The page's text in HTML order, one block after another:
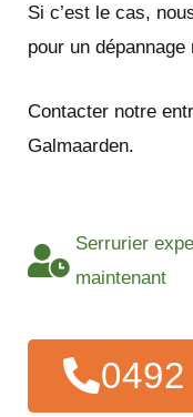
Si c’est le cas,
pour un dépannage
Contacter notre
Galmaarden.
Serrurier
maintenant